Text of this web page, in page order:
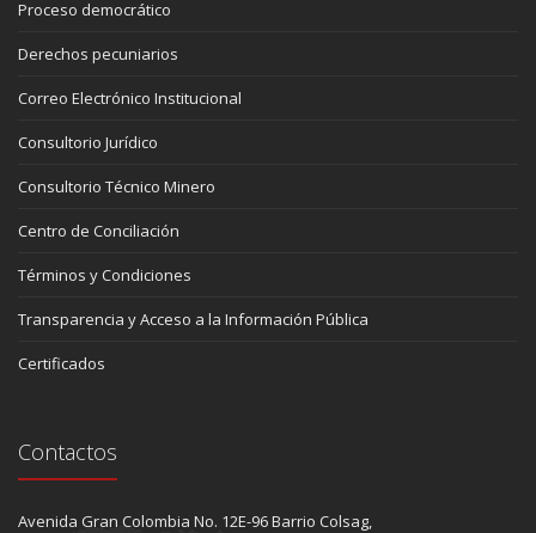
Proceso democrático
Derechos pecuniarios
Correo Electrónico Institucional
Consultorio Jurídico
Consultorio Técnico Minero
Centro de Conciliación
Términos y Condiciones
Transparencia y Acceso a la Información Pública
Certificados
Contactos
Avenida Gran Colombia No. 12E-96 Barrio Colsag,